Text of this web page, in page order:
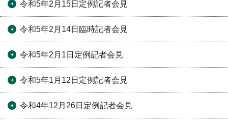
令和5年2月15日定例記者会見
令和5年2月14日臨時記者会見
令和5年2月1日定例記者会見
令和5年1月12日定例記者会見
令和4年12月26日定例記者会見